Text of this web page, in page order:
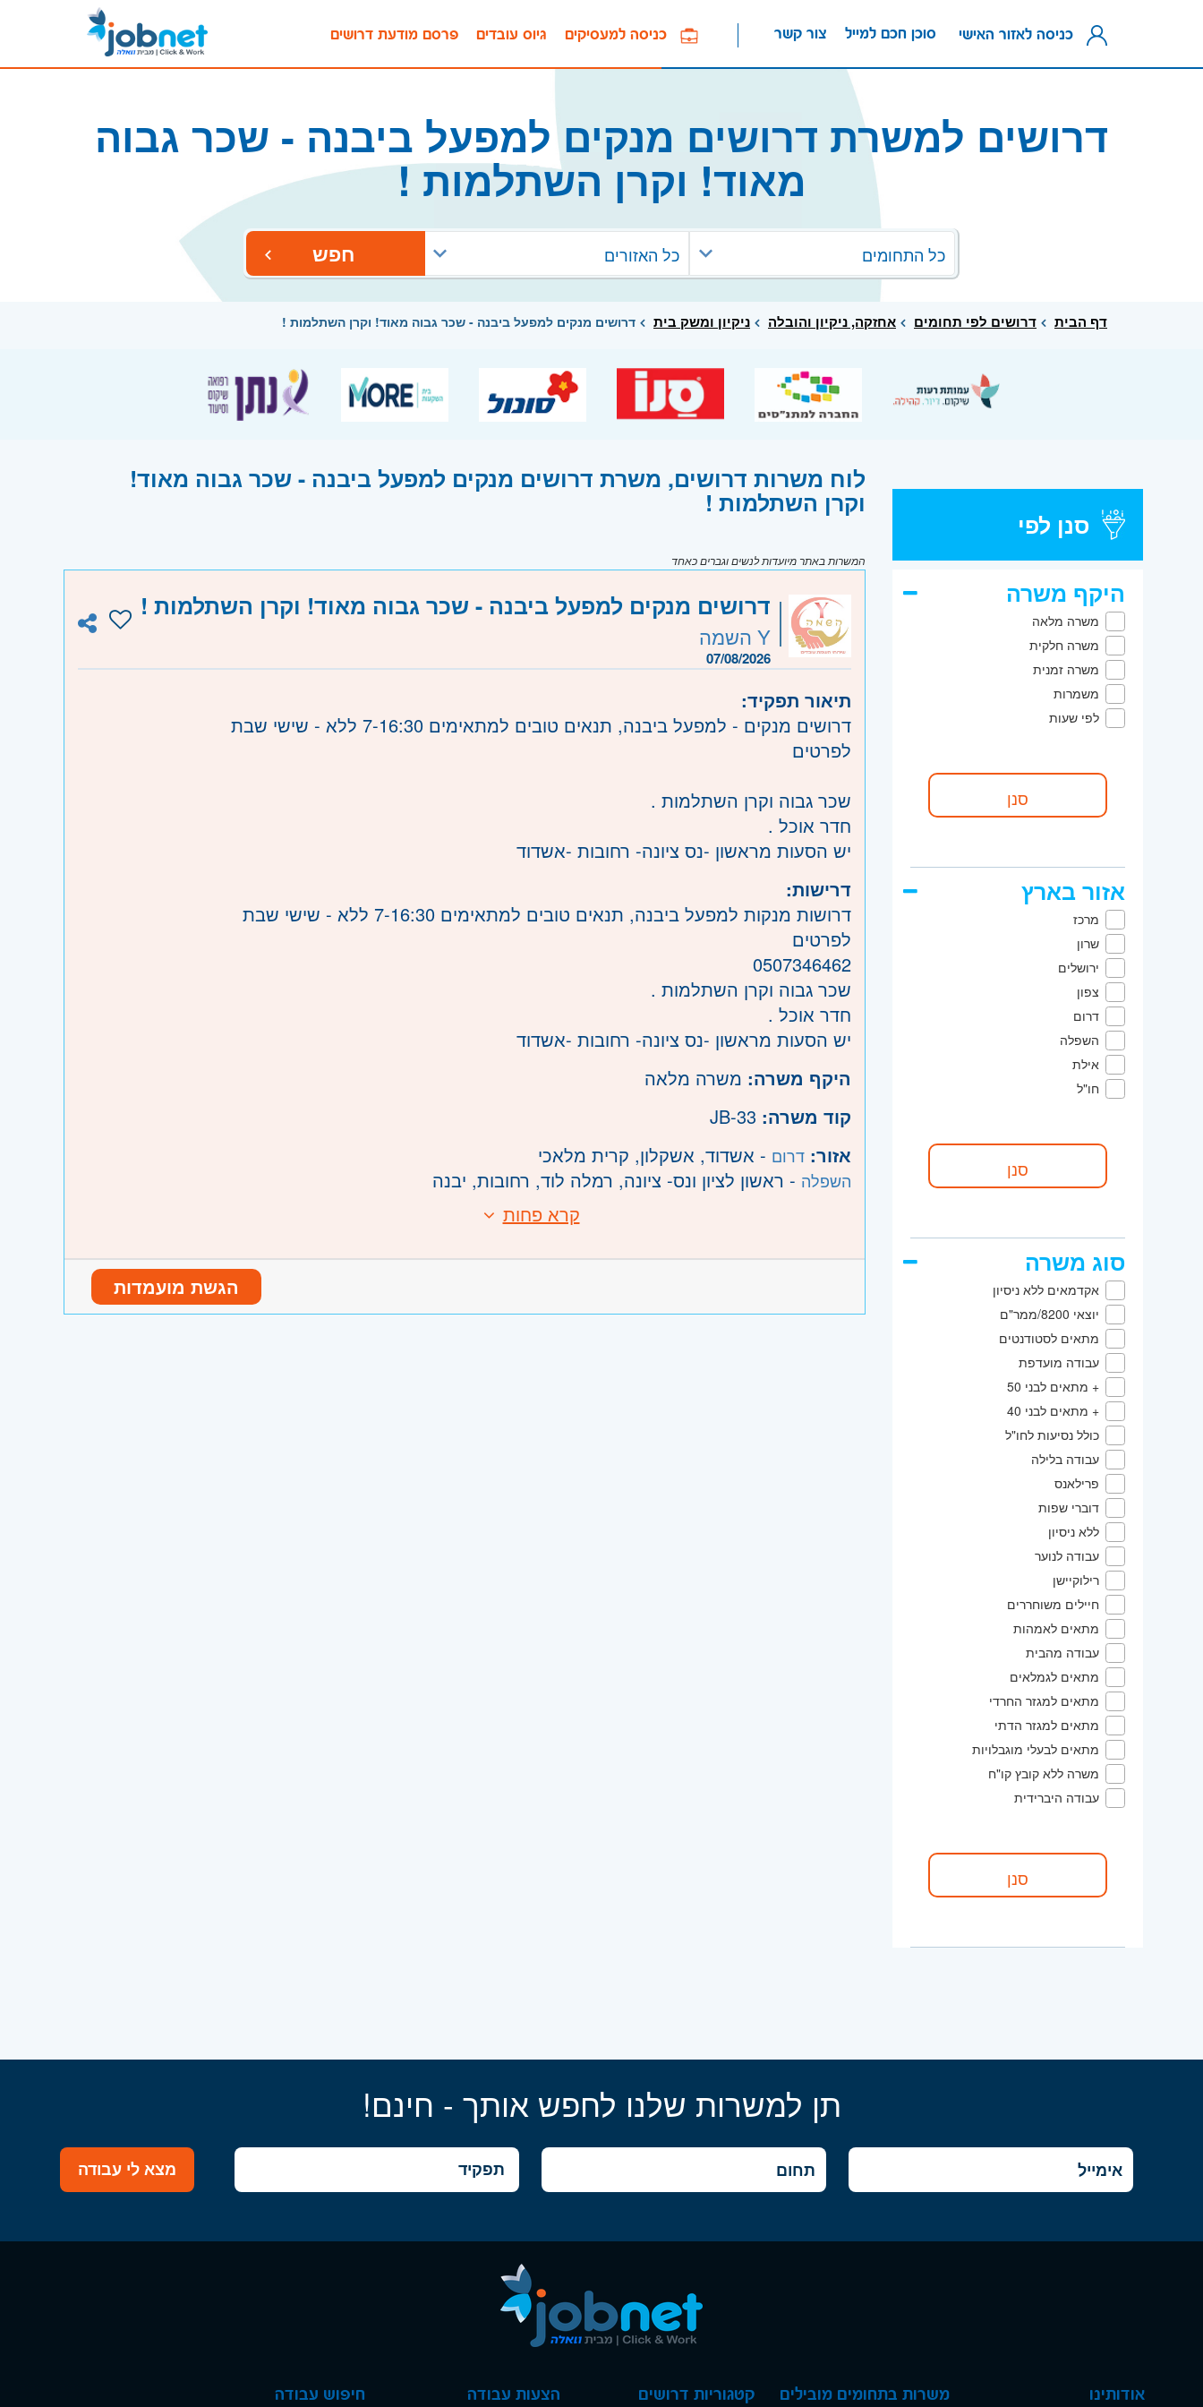
פרסם מודעת דרושים גיוס עובדים כניסה למעסיקים צור קשר סוכן חכם למייל כניסה לאזור האישי
דרושים למשרת דרושים מנקים למפעל ביבנה - שכר גבוה
מאוד! וקרן השתלמות !
כל התחומים כל האזורים חפש
דף הבית דרושים לפי תחומים אחזקה, ניקיון והובלה ניקיון ומשק בית דרושים מנקים למפעל ביבנה - שכר גבוה מאוד! וקרן השתלמות !
סנן לפי
היקף משרה
משרה מלאה
משרה חלקית
משרה זמנית
משמרות
לפי שעות
אזור בארץ
מרכז
שרון
ירושלים
צפון
דרום
השפלה
אילת
חו"ל
סוג משרה
אקדמאים ללא ניסיון
יוצאי 8200/ממר"ם
מתאים לסטודנטים
עבודה מועדפת
+ מתאים לבני 50
+ מתאים לבני 40
כולל נסיעות לחו"ל
עבודה בלילה
פרילאנס
דוברי שפות
ללא ניסיון
עבודה לנוער
רילוקיישן
חיילים משוחררים
מתאים לאמהות
עבודה מהבית
מתאים לגמלאים
מתאים למגזר החרדי
מתאים למגזר הדתי
מתאים לבעלי מוגבלויות
משרה ללא קובץ קו"ח
עבודה היברידית
לוח משרות דרושים, משרת דרושים מנקים למפעל ביבנה - שכר גבוה מאוד!
וקרן השתלמות !
המשרות באתר מיועדות לנשים וגברים כאחד
דרושים מנקים למפעל ביבנה - שכר גבוה מאוד! וקרן השתלמות !
Y השמה
07/08/2026
תיאור תפקיד:
דרושים מנקים - למפעל ביבנה, תנאים טובים למתאימים 7-16:30 ללא - שישי שבת
לפרטים
שכר גבוה וקרן השתלמות .
חדר אוכל .
יש הסעות מראשון -נס ציונה- רחובות -אשדוד
דרישות:
דרושות מנקות למפעל ביבנה, תנאים טובים למתאימים 7-16:30 ללא - שישי שבת
לפרטים
0507346462
שכר גבוה וקרן השתלמות .
חדר אוכל .
יש הסעות מראשון -נס ציונה- רחובות -אשדוד
היקף משרה: משרה מלאה
קוד משרה:
אזור: דרום - אשדוד, אשקלון, קרית מלאכי
השפלה - ראשון לציון ונס- ציונה, רמלה לוד, רחובות, יבנה
קרא פחות
הגשת מועמדות
תן למשרות שלנו לחפש אותך - חינם!
מצא לי עבודה
אודותינו משרות בתחומים מובילים קטגוריות דרושים הצעות עבודה חיפוש עבודה